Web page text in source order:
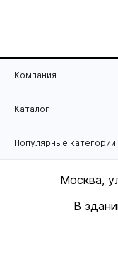
Компания
Каталог
Популярные категории
Москва,
В